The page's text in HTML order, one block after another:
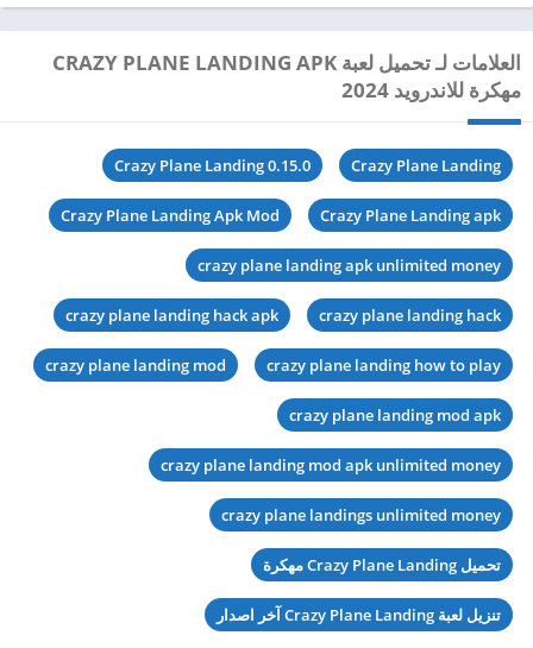
العلامات لـ تحميل لعبة CRAZY PLANE LANDING APK
مهكرة للاندرويد 2024
Crazy Plane Landing
Crazy Plane Landing 0.15.0
Crazy Plane Landing apk
Crazy Plane Landing Apk Mod
crazy plane landing apk unlimited money
crazy plane landing hack
crazy plane landing hack apk
crazy plane landing how to play
crazy plane landing mod
crazy plane landing mod apk
crazy plane landing mod apk unlimited money
crazy plane landings unlimited money
تحميل Crazy Plane Landing مهكرة
تنزيل لعبة Crazy Plane Landing آخر اصدار